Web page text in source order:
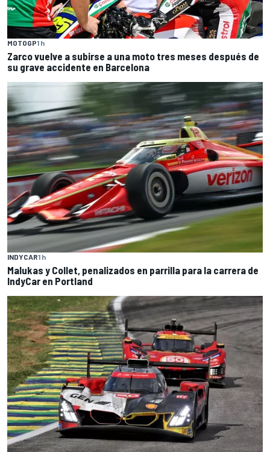
MOTOGP1 h
Zarco vuelve a subirse a una moto tres meses después de
su grave accidente en Barcelona
INDYCAR1 h
Malukas y Collet, penalizados en parrilla para la carrera de
IndyCar en Portland